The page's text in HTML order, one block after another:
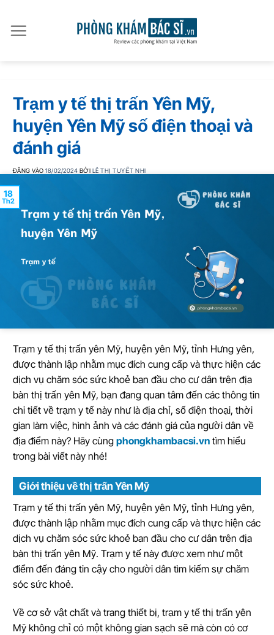
qua
nội
Trạm y tế thị trấn Yên Mỹ,
huyện Yên Mỹ số điện thoại và
đánh giá
ĐĂNG VÀO18/02/2024 BỞI LÊ THỊ TUYẾT NHI
18
Th2
Trạm y tế thị trấn yên Mỹ, huyện yên Mỹ, tỉnh Hưng yên,
được thành lập nhằm mục đích cung cấp và thực hiện các
dịch vụ chăm sóc sức khoẻ ban đầu cho cư dân trên địa
bàn thị trấn yên Mỹ, bạn đang quan tâm đến các thông tin
chi tiết về trạm y tế này như là địa chỉ, số điện thoại, thời
gian làm việc, hình ảnh và các đánh giá của người dân về
địa điểm này? Hãy cùng phongkhambacsi.vn tìm hiểu
trong bài viết này nhé!
Giới thiệu về thị trấn Yên Mỹ
Trạm y tế thị trấn yên Mỹ, huyện yên Mỹ, tỉnh Hưng yên,
được thành lập nhằm mục đích cung cấp và thực hiện các
dịch vụ chăm sóc sức khoẻ ban đầu cho cư dân trên địa
bàn thị trấn yên Mỹ. Trạm y tế này được xem như một
điểm đến đáng tin cậy cho người dân tìm kiếm sự chăm
sóc sức khoẻ.
Về cơ sở vật chất và trang thiết bị, trạm y tế thị trấn yên
Mỹ không chỉ có một không gian sạch sẽ mà còn có cơ